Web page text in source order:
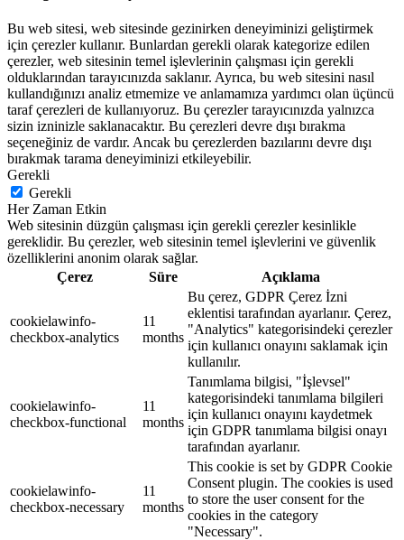
Bu web sitesi, web sitesinde gezinirken deneyiminizi geliştirmek
için çerezler kullanır. Bunlardan gerekli olarak kategorize edilen
çerezler, web sitesinin temel işlevlerinin çalışması için gerekli
olduklarından tarayıcınızda saklanır. Ayrıca, bu web sitesini nasıl
kullandığınızı analiz etmemize ve anlamamıza yardımcı olan üçüncü
taraf çerezleri de kullanıyoruz. Bu çerezler tarayıcınızda yalnızca
sizin izninizle saklanacaktır. Bu çerezleri devre dışı bırakma
seçeneğiniz de vardır. Ancak bu çerezlerden bazılarını devre dışı
bırakmak tarama deneyiminizi etkileyebilir.
Gerekli
Gerekli
Her Zaman Etkin
Web sitesinin düzgün çalışması için gerekli çerezler kesinlikle
gereklidir. Bu çerezler, web sitesinin temel işlevlerini ve güvenlik
özelliklerini anonim olarak sağlar.
Çerez
Süre Açıklama
cookielawinfo-
checkbox-analytics
11
months
Bu çerez, GDPR Çerez İzni
eklentisi tarafından ayarlanır. Çerez,
"Analytics" kategorisindeki çerezler
için kullanıcı onayını saklamak için
kullanılır.
cookielawinfo-
checkbox-functional
11
months
Tanımlama bilgisi, "İşlevsel"
kategorisindeki tanımlama bilgileri
için kullanıcı onayını kaydetmek
için GDPR tanımlama bilgisi onayı
tarafından ayarlanır.
cookielawinfo-
checkbox-necessary
11
months
This cookie is set by GDPR Cookie
Consent plugin. The cookies is used
to store the user consent for the
cookies in the category
"Necessary".